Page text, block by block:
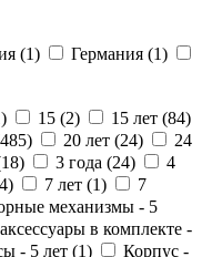
(1) Германия (1)
) 15 (2) 15 лет (84)
485) 20 лет (24)
24
18) 3 года (24)
4
4) 7 лет (1)
7
механизмы - 5
в комплекте -
- 5 лет (1) Корпус -